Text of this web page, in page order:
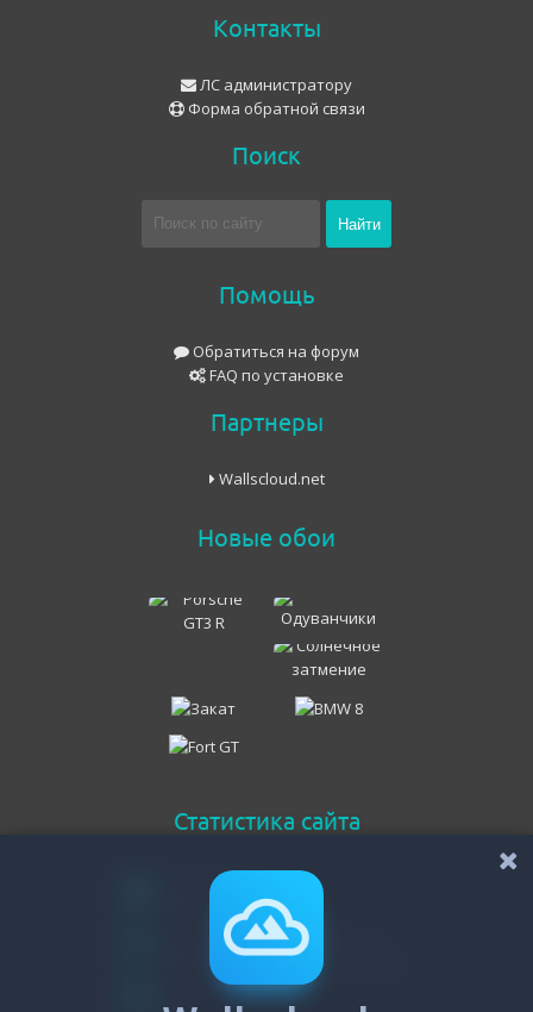
Контакты
ЛС администратору
Форма обратной связи
Поиск
Помощь
Обратиться на форум
FAQ по установке
Партнеры
Wallscloud.net
Новые обои
Статистика сайта
Онлайн всего
Гостей
Пользователей
4